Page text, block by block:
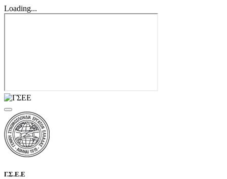
Loading...
Γ.Σ.Ε.Ε